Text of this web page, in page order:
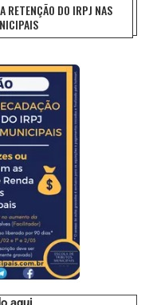
RETENÇÃO DO IRPJ NAS